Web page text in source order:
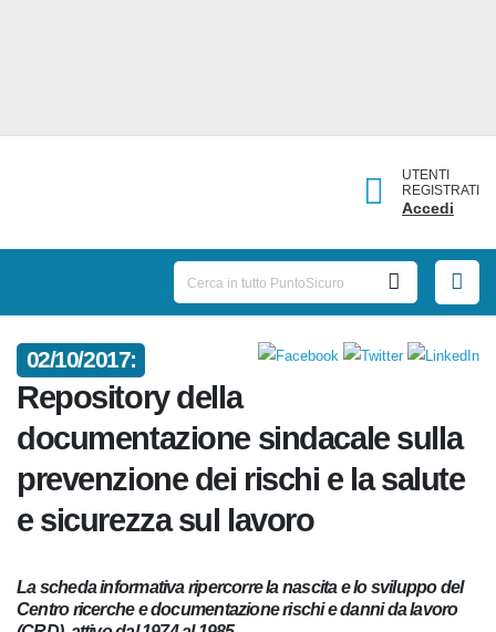
UTENTI
REGISTRATI
Accedi
02/10/2017:
Repository della
documentazione sindacale
sulla prevenzione dei rischi e la
salute e sicurezza sul lavoro
La scheda informativa ripercorre la nascita e lo sviluppo del
Centro ricerche e documentazione rischi e danni da lavoro